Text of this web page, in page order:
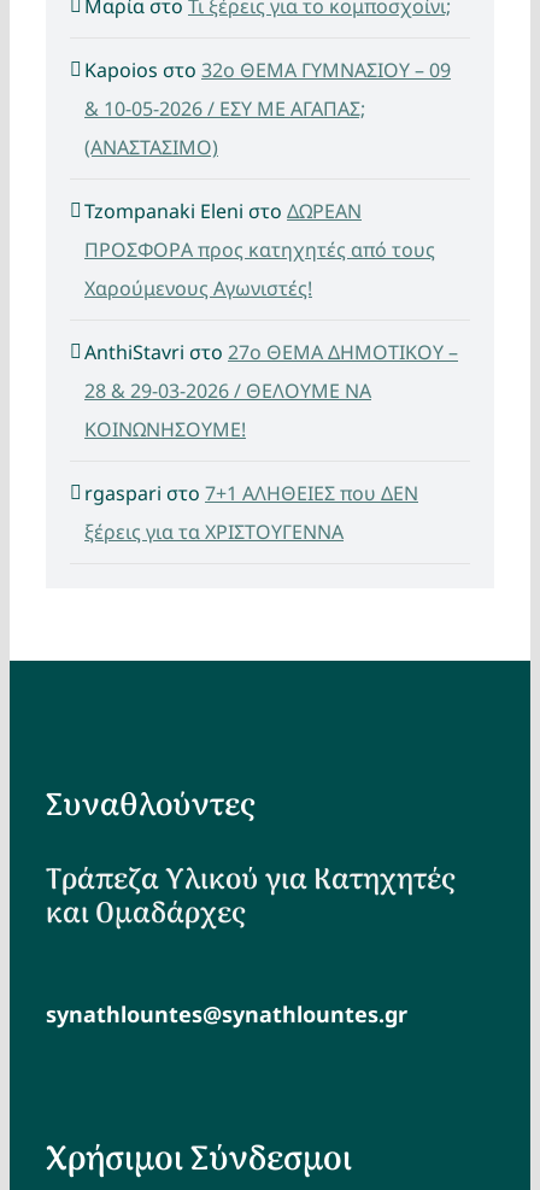
Μαρία στο Τι ξέρεις για το κομποσχοίνι;
Kapoios στο 32ο ΘΕΜΑ ΓΥΜΝΑΣΙΟΥ – 09
& 10-05-2026 / ΕΣΥ ΜΕ ΑΓΑΠΑΣ;
(ΑΝΑΣΤΑΣΙΜΟ)
Tzompanaki Eleni στο ΔΩΡΕΑΝ
ΠΡΟΣΦΟΡΑ προς κατηχητές από τους
Χαρούμενους Αγωνιστές!
AnthiStavri στο 27ο ΘΕΜΑ ΔΗΜΟΤΙΚΟΥ –
28 & 29-03-2026 / ΘΕΛΟΥΜΕ ΝΑ
ΚΟΙΝΩΝΗΣΟΥΜΕ!
rgaspari στο 7+1 ΑΛΗΘΕΙΕΣ που ΔΕΝ
ξέρεις για τα ΧΡΙΣΤΟΥΓΕΝΝΑ
Συναθλούντες
Τράπεζα Υλικού για Κατηχητές
και Ομαδάρχες
synathlountes@synathlountes.gr
Χρήσιμοι Σύνδεσμοι